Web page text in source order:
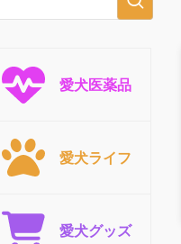
愛犬医薬品
愛犬ライフ
愛犬グッズ